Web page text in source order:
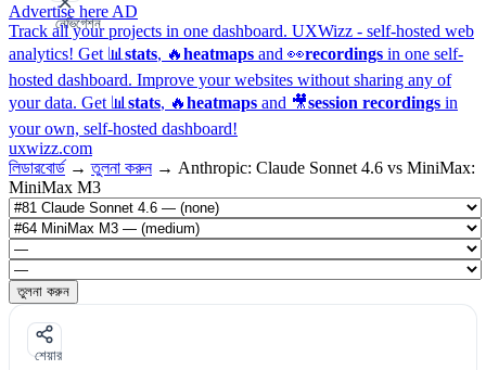
নেভিগেশন
Advertise here AD
Track all your projects in one dashboard. UXWizz - self-hosted web
analytics! Get 📊 stats, 🔥heatmaps and 👀recordings in one self-
hosted dashboard. Improve your websites without sharing any of
your data. Get 📊 stats, 🔥heatmaps and 🎥session recordings in
your own, self-hosted dashboard!
uxwizz.com
লিডারবোর্ড → তুলনা করুন → Anthropic: Claude Sonnet 4.6 vs MiniMax:
MiniMax M3
তুলনা করুন
শেয়ার